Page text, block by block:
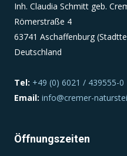
Inh. Claudia Schmitt geb.
Römerstraße 4
63741 Aschaffenburg
Deutschland
Tel: +49 (0) 6021 / 439555-0
Email: info@cremer-
Öffnungszeiten
Einverständnis-
Name:
Zweck:
Dieser Cookie
Cookie Laufzeit: